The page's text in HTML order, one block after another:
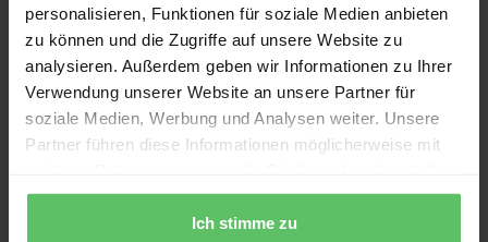
personalisieren, Funktionen für soziale Medien anbieten
zu können und die Zugriffe auf unsere Website zu
analysieren. Außerdem geben wir Informationen zu Ihrer
Verwendung unserer Website an unsere Partner für
soziale Medien, Werbung und Analysen weiter. Unsere
Partner führen diese Informationen möglicherweise mit
haben oder die sie im Rahmen Ihrer Nutzung der Dienste
Ich stimme zu
Deine Speaker